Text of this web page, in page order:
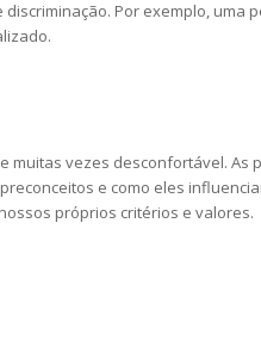
Por exemplo,
muitas vezes desconfortável.
e como eles
próprios critérios e valores.